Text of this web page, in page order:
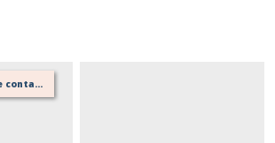
quantité limitée, me contacter pour vérifier possibilité de votre confection